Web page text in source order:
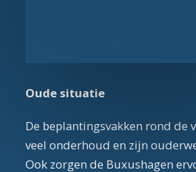
Oude situatie
De beplantingsvakken rond de
veel onderhoud en zijn
Ook zorgen de Buxushagen